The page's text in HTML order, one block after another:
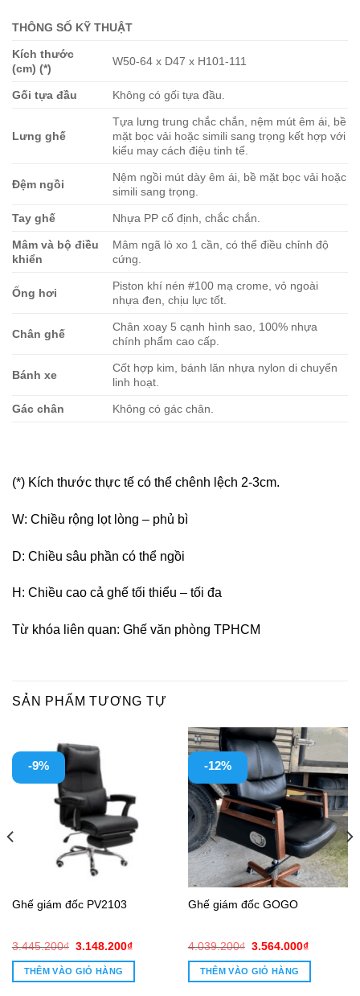
THÔNG SỐ KỸ THUẬT
Kích thước
(cm) (*)
W50-64 x D47 x H101-111
Gối tựa đầu Không có gối tựa đầu.
Lưng ghế
Tựa lưng trung chắc chắn, nệm mút êm ái, bề
mặt bọc vải hoặc simili sang trọng kết hợp với
kiểu may cách điệu tinh tế.
Đệm ngồi
Nệm ngồi mút dày êm ái, bề mặt bọc vải hoặc
simili sang trọng.
Tay ghế Nhựa PP cố định, chắc chắn.
Mâm và bộ điều
khiển
Mâm ngã lò xo 1 cần, có thể điều chỉnh độ
cứng.
Ống hơi
Piston khí nén #100 mạ crome, vỏ ngoài
nhựa đen, chịu lực tốt.
Chân ghế
Chân xoay 5 cạnh hình sao, 100% nhựa
chính phẩm cao cấp.
Bánh xe
Cốt hợp kim, bánh lăn nhựa nylon di chuyển
linh hoạt.
Gác chân Không có gác chân.
(*) Kích thước thực tế có thể chênh lệch 2-3cm.
W: Chiều rộng lọt lòng – phủ bì
D: Chiều sâu phần có thể ngồi
H: Chiều cao cả ghế tối thiểu – tối đa
Từ khóa liên quan: Ghế văn phòng TPHCM
SẢN PHẨM TƯƠNG TỰ
-9%
Ghế giám đốc PV2103
3.445.200₫ Giá
là:
3.445.200₫.
3.148.200₫Giá
THÊM VÀO GIỎ HÀNG
-12%
Ghế giám đốc GOGO
4.039.200₫ Giá
là:
4.039.200₫.
3.564.000₫Giá
THÊM VÀO GIỎ HÀNG